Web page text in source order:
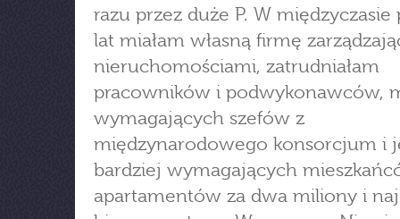
razu przez duże P. W międzyczasie
lat miałam własną firmę
nieruchomościami, zatrudniałam
pracowników i podwykonawców,
wymagających szefów z
międzynarodowego konsorcjum i
bardziej wymagających
apartamentów za dwa miliony i